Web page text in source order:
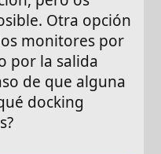
Otra opción
monitores por
por la salida
de que alguna
docking